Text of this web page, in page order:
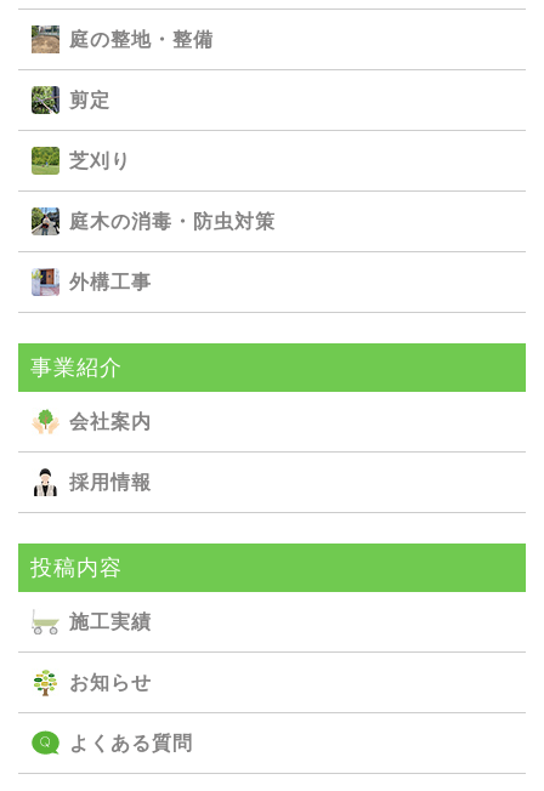
庭の整地・整備
剪定
芝刈り
庭⽊の消毒・防⾍対策
外構⼯事
事業紹介
会社案内
採用情報
投稿内容
施⼯実績
お知らせ
よくある質問